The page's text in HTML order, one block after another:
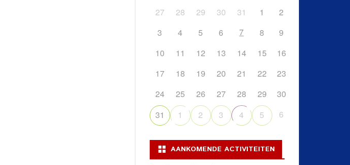
27
28 29 30 31 1
2
3
4 5 6 7 8
9
10
11 12 13 14 15
16
17
18 19 20 21 22
23
24
25 26 27 28 29
30
31
1 2 3 4 5 6
AANKOMENDE ACTIVITEITEN